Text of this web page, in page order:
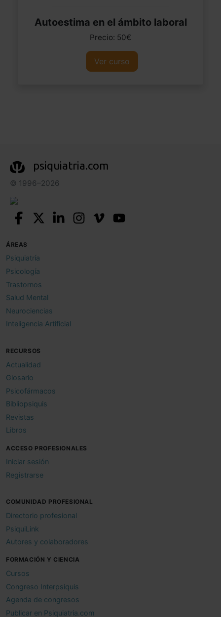
Autoestima en el ámbito laboral
Precio: 50€
Ver curso
psiquiatria.com
© 1996–2026
ÁREAS
Psiquiatría
Psicología
Trastornos
Salud Mental
Neurociencias
Inteligencia Artificial
RECURSOS
Actualidad
Glosario
Psicofármacos
Bibliopsiquis
Revistas
Libros
ACCESO PROFESIONALES
Iniciar sesión
Registrarse
COMUNIDAD PROFESIONAL
Directorio profesional
PsiquiLink
Autores y colaboradores
FORMACIÓN Y CIENCIA
Cursos
Congreso Interpsiquis
Agenda de congresos
Publicar en Psiquiatria.com